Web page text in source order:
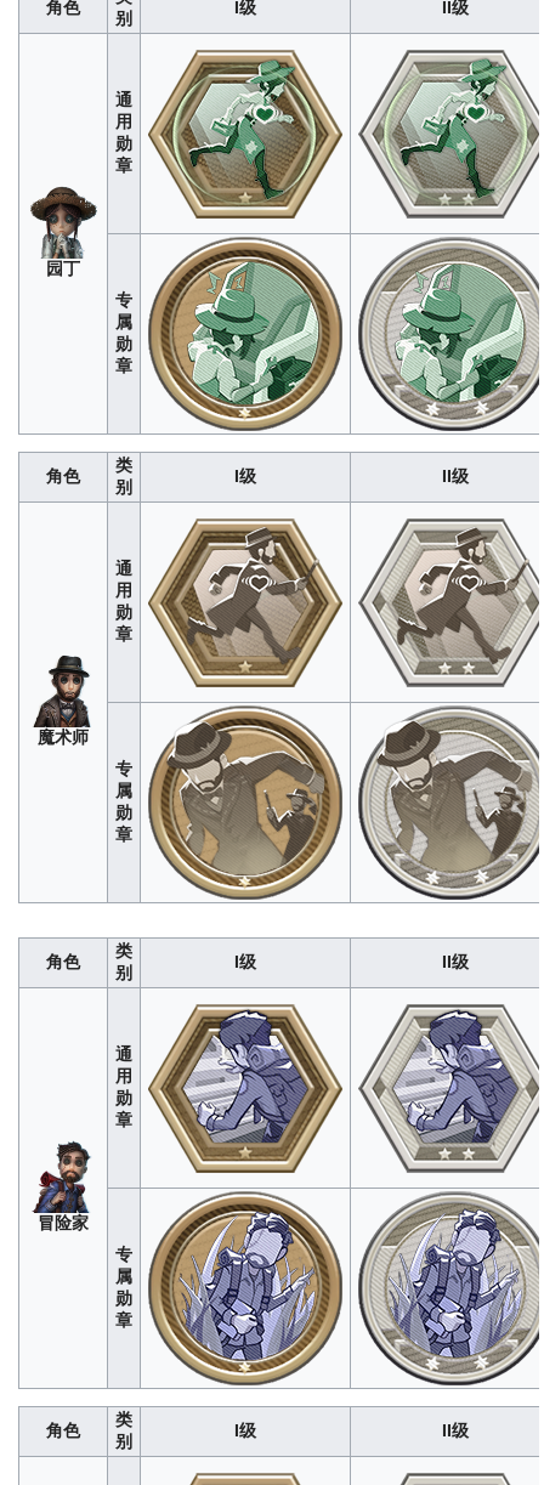
机
械
6403200 1920032000
经WIKI
编辑组
测试，
单局上
限为
300<br>
数据仅
供参
考，如
有错误
欢迎改
正
106031806360
2961480 44408880
经WIKI
编辑组
测试，
单局上
限为
有错误
欢迎改
正
280140042008400
改正
：成功送信次数（次）经WIKI
编辑组测试，单局上限为6<br>数据仅
供参考，如有错误欢迎改正
：指挥送信犬扑闹监管
距离（米）经WIKI编辑组测试，
为20<br>数据仅供参考，如有错
正
64 192 384 640 50 250 750 1500
守
墓
坚硬地层：遁地潜行状态下抵挡伤害次
数（次）
经WIKI编辑组测试，单局上限
为2<br>数据仅供参考，如有错误欢迎
改正
地底求生：遁地潜行状态下牵制
经WIKI编辑组测试，单
3 108 180 500 1500 3000
电力过载：电荷击晕监管者时间（秒）
经WIKI编辑组测试，单局上限为4<br>
数据仅供参考，如有错误欢迎改正
进度操控：使用连接通路传输
（%）经WIKI编辑组测试，单
100<br>数据仅供参考，如有错
正
40 120 240 400 200 1000 3000 6000
虫
学
：指挥虫群推动自身距离
经WIKI编辑组测试，单局上限为
虫群扰动：指挥虫群推动监管
（米）经WIKI编辑组测试，单
16<br>数据仅供参考，如有错误
340 1700 10200 480
经WIKI编辑组测试，单局上限为
2<br>数据仅供参考，如有错误欢迎改
正
：画作吸引监管者时间
WIKI编辑组测试，单局上限为
仅供参考，如有错误欢迎
32 96 192 320 20 100 300 600
重复利用：捡起落地板球次数（次）经
WIKI编辑组测试，单局上限为4<br>数
据仅供参考，如有错误欢迎改正
全力击退：板球击退监管者距离
WIKI编辑组测试，单局上限为
仅供参考，如有错误欢迎
8
240 400 260 780 1560
玩
具
弹射玩具 ：使用弹射板车次数（次）
WIKI编辑组测试，单局上限为4<br>数
据仅供参考，如有错误欢迎改正
：投掷道具被队友捡
经WIKI编辑组测试，单
1<br>数据仅供参考，如有错误
38 114 228 380 1 7 21
42
恐惧调节：应激反应降低恐惧值数量经
WIKI编辑组测试，单局上限为500<br>
数据仅供参考，如有错误欢迎改正
险境求生：应激状态下牵制监
（秒）经WIKI编辑组测试，单
32<br>数据仅供参考，如有错误
27000 54000 90000 420 1260 2520
：使用钩爪翻越障碍物次数
1<br>数据仅供参考，如有错误欢迎改
：被追击时利用钩爪与
限为38<br>数据仅供参考，如有
改正
1
7 22 44 74 80 400 1200 2400
：隐喻充能次数（次）经WIKI
编辑组测试，单局上限为1<br>数据仅
供参考，如有错误欢迎改正
视角置换：使用隐喻转移监管
经WIKI编辑组测试，单
26<br>数据仅供参考，如有错误
13 39 79 132 55 275 825 1651
回想冲击：被追击时利用回忆碎片与监
管者拉开距离（米）经WIKI编辑组测
试，单局上限为24<br>数据仅供参考，
如有错误欢迎改正
遥远伴随：远距离传送到队友
（次）经WIKI编辑组测试，单
1<br>数据仅供参考，如有错误
52 260 780 1560 2600 2 10 30 60
哭
泣
火箭驱动 ：使用火箭冲刺距离（米）经
WIKI编辑组测试，单局上限为114<br>
数据仅供参考，如有错误欢迎改正
终结火箭：火箭爆炸震撼监管
（秒）经WIKI编辑组测试，单
5<br>数据仅供参考，如有错误
1200 3600 7200 12000 9 48 144 288
急速硬化
：被追击时鳞片硬化次数
经WIKI编辑组测试，单局上限为
8<br>数据仅供参考，如有错误欢迎改
正
异鳞馈赠：队友拾取鳞片次数
WIKI编辑组测试，单局上限为
仅供参考，如有错误欢迎
16 80 240 480 800 6 32 96 192
董
箫转风驰：利用转式牵制监管者时间
（秒）
经WIKI编辑组测试，单局上限为
14<br>数据仅供参考，如有错误欢迎改
正
：对监管者赋予止戈时
经WIKI编辑组测试，单局上限为
角色
别
I级 II级
园丁
通
用
勋
章
专
属
勋
章
角色
类
别
I级 II级
魔术师
通
用
勋
章
专
属
勋
章
角色
类
别
I级 II级
冒险家
通
用
勋
章
专
属
勋
章
角色
类
别
I级 II级